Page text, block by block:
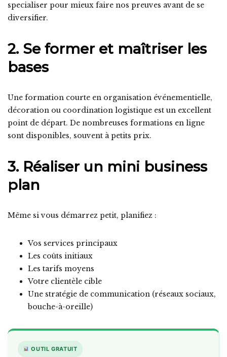
specialiser pour mieux faire nos preuves avant de se
diversifier.
2. Se former et maîtriser les
bases
Une formation courte en organisation événementielle,
décoration ou coordination logistique est un excellent
point de départ. De nombreuses formations en ligne
sont disponibles, souvent à petits prix.
3. Réaliser un mini business
plan
Même si vous démarrez petit, planifiez :
Vos services principaux
Les coûts initiaux
Les tarifs moyens
Votre clientèle cible
Une stratégie de communication (réseaux sociaux,
bouche-à-oreille)
OUTIL GRATUIT